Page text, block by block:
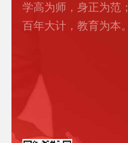
学高为师，身正为范；
百年大计，教育为本。